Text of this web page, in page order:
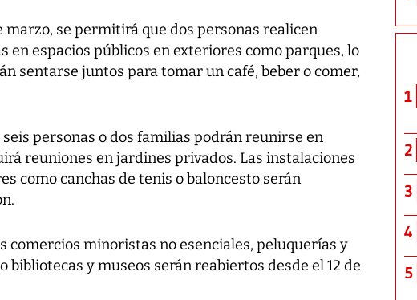
marzo, se permitirá que dos personas realicen
en espacios públicos en exteriores como parques, lo
sentarse juntos para tomar un café, beber o comer,
seis personas o dos familias podrán reunirse en
reuniones en jardines privados. Las instalaciones
como canchas de tenis o baloncesto serán
comercios minoristas no esenciales, peluquerías y
bibliotecas y museos serán reabiertos desde el 12 de
1
2
3
4
5